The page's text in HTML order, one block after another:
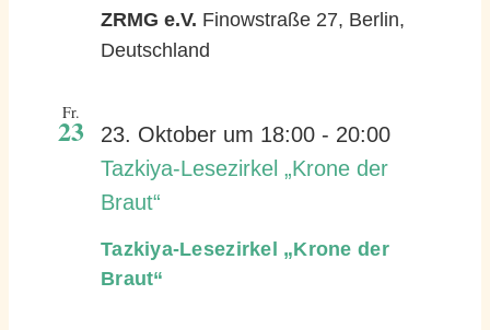
ZRMG e.V. Finowstraße 27, Berlin,
Deutschland
Fr.
23
Tazkiya-Lesezirkel „Krone der
Braut“
23. Oktober um 18:00 - 20:00
Tazkiya-Lesezirkel „Krone der
Braut“